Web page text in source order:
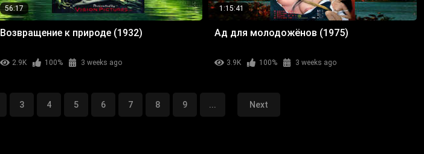
56:17
Возвращение к природе (1932)
2.9K 100% 3 weeks ago
1:15:41
Ад для молодожёнов (1975)
3.9K 100% 3 weeks ago
3 4 5 6 7 8 9 ... Next